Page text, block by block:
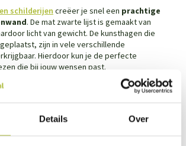
Details Over
schilderijen creëer je snel een prachtige
. De mat zwarte lijst is gemaakt van
licht van gewicht. De kunsthagen die
zijn in vele verschillende
Hierdoor kun je de perfecte
die bij jouw wensen past.
zijn geschikt voor binnen- en buiten
onder de overkapping.